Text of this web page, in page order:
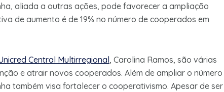
aliada a outras ações, pode favorecer a ampliação
de aumento é de 19% no número de cooperados em
Central Multirregional, Carolina Ramos, são várias
e atrair novos cooperados. Além de ampliar o número
também visa fortalecer o cooperativismo. Apesar de ser